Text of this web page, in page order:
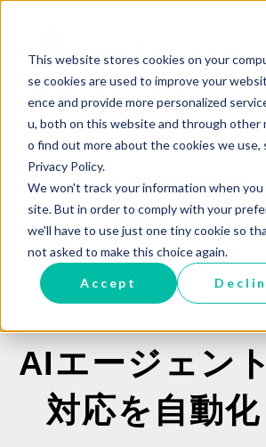
This website stores cookies on your
se cookies are used to improve your
ence and provide more personalized
u, both on this website and through other
o find out more about the cookies we use,
Privacy Policy.
We won't track your information when
site. But in order to comply with your
we'll have to use just one tiny cookie so
not asked to make this choice again.
Accept
AIエージェン
対応を自動